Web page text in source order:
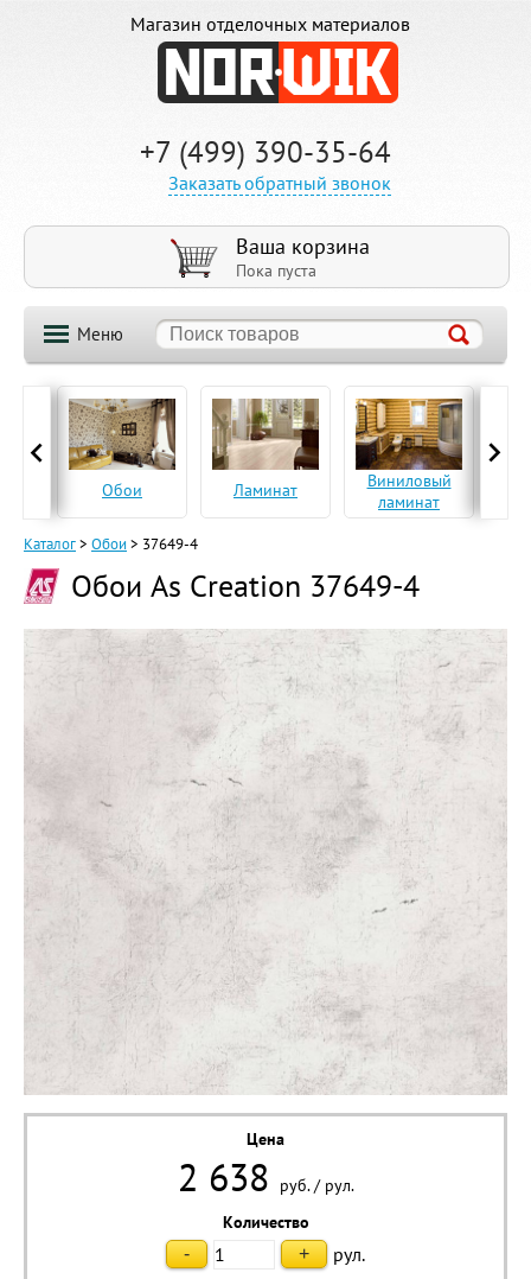
Магазин отделочных материалов
+7 (499) 390-35-64
Заказать обратный звонок
Ваша корзина
Пока пуста
Меню
Обои Ламинат
Виниловый
ламинат
Каталог> Обои> 37649-4
Обои As Creation 37649-4
Цена
2 638 руб./ рул.
Количество
- + рул.